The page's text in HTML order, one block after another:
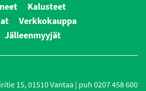
Kalusteet
Verkkokauppa
Jälleenmyyjät
15, 01510 Vantaa | puh 0207 458 600